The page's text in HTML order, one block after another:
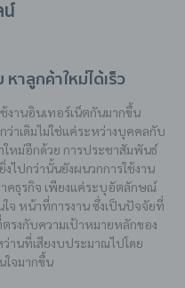
น์
หาลูกค้าใหม่ได้เร็ว
งานอินเทอร์เน็ตกันมากขึ้น
าเดิมไม่ใช่แค่ระหว่างบุคคลกับ
หม่อีกด้วย การประชาสัมพันธ์
งไปกว่านั้นยังผนวกการใช้งาน
าคธุรกิจ เพียงแค่ระบุอัตลักษณ์
จ หน้าที่การงาน ซึ่งเป็นปัจจัยที่
รงกับความเป้าหมายหลักของ
านที่เสียงบประมาณไปโดย
ใจมากขึ้น